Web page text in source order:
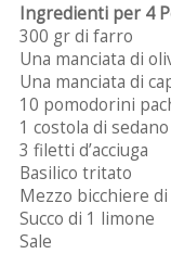
Ingredienti per 4
300 gr di farro
Una manciata di
Una manciata di
10 pomodorini
1 costola di sedano
3 filetti d’acciuga
Basilico tritato
Mezzo bicchiere
Succo di 1 limone
Sale